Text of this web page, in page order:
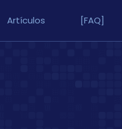
Artículos [FAQ]